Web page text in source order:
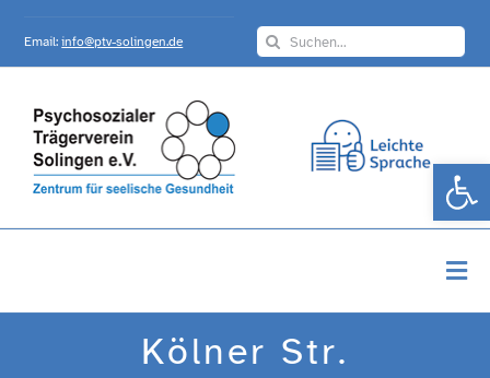
Search
for:
Email:info@ptv-solingen.de
Kölner Str.